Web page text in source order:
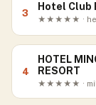
3
Hotel Club
★★★★★ ·
4
HOTEL
RESORT
★★★★★ ·